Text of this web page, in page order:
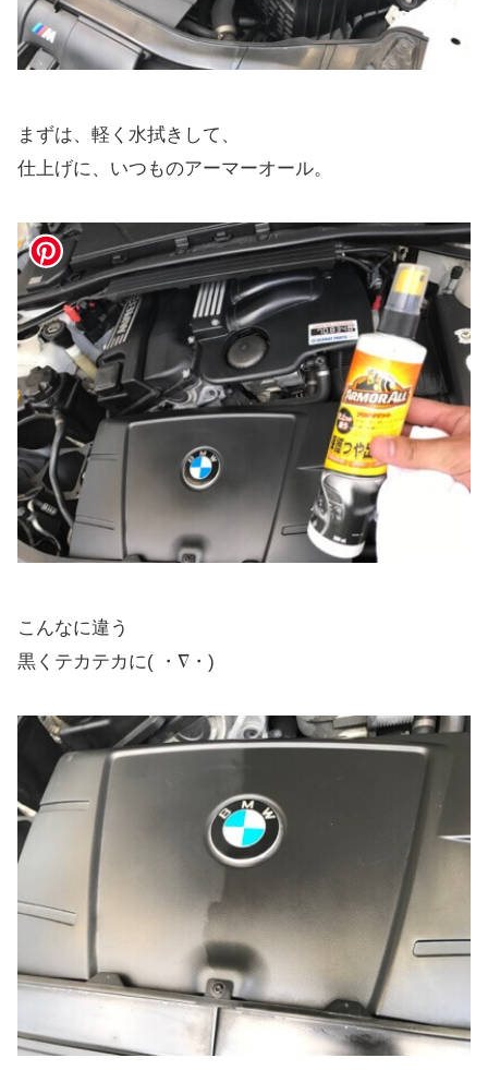
まずは、軽く水拭きして、
仕上げに、いつものアーマーオール。
こんなに違う
黒くテカテカに( ・∇・)